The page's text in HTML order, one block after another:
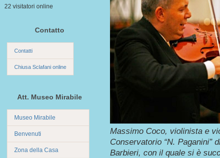
22 visitatori online
Contatto
Contatti
Chiusa Sclafani online
Att. Museo Mirabile
Museo Mirabile
Benvenuti
Zona della Casa
Massimo Coco, violinista e
Conservatorio “N. Paganini”
Barbieri, con il quale si è